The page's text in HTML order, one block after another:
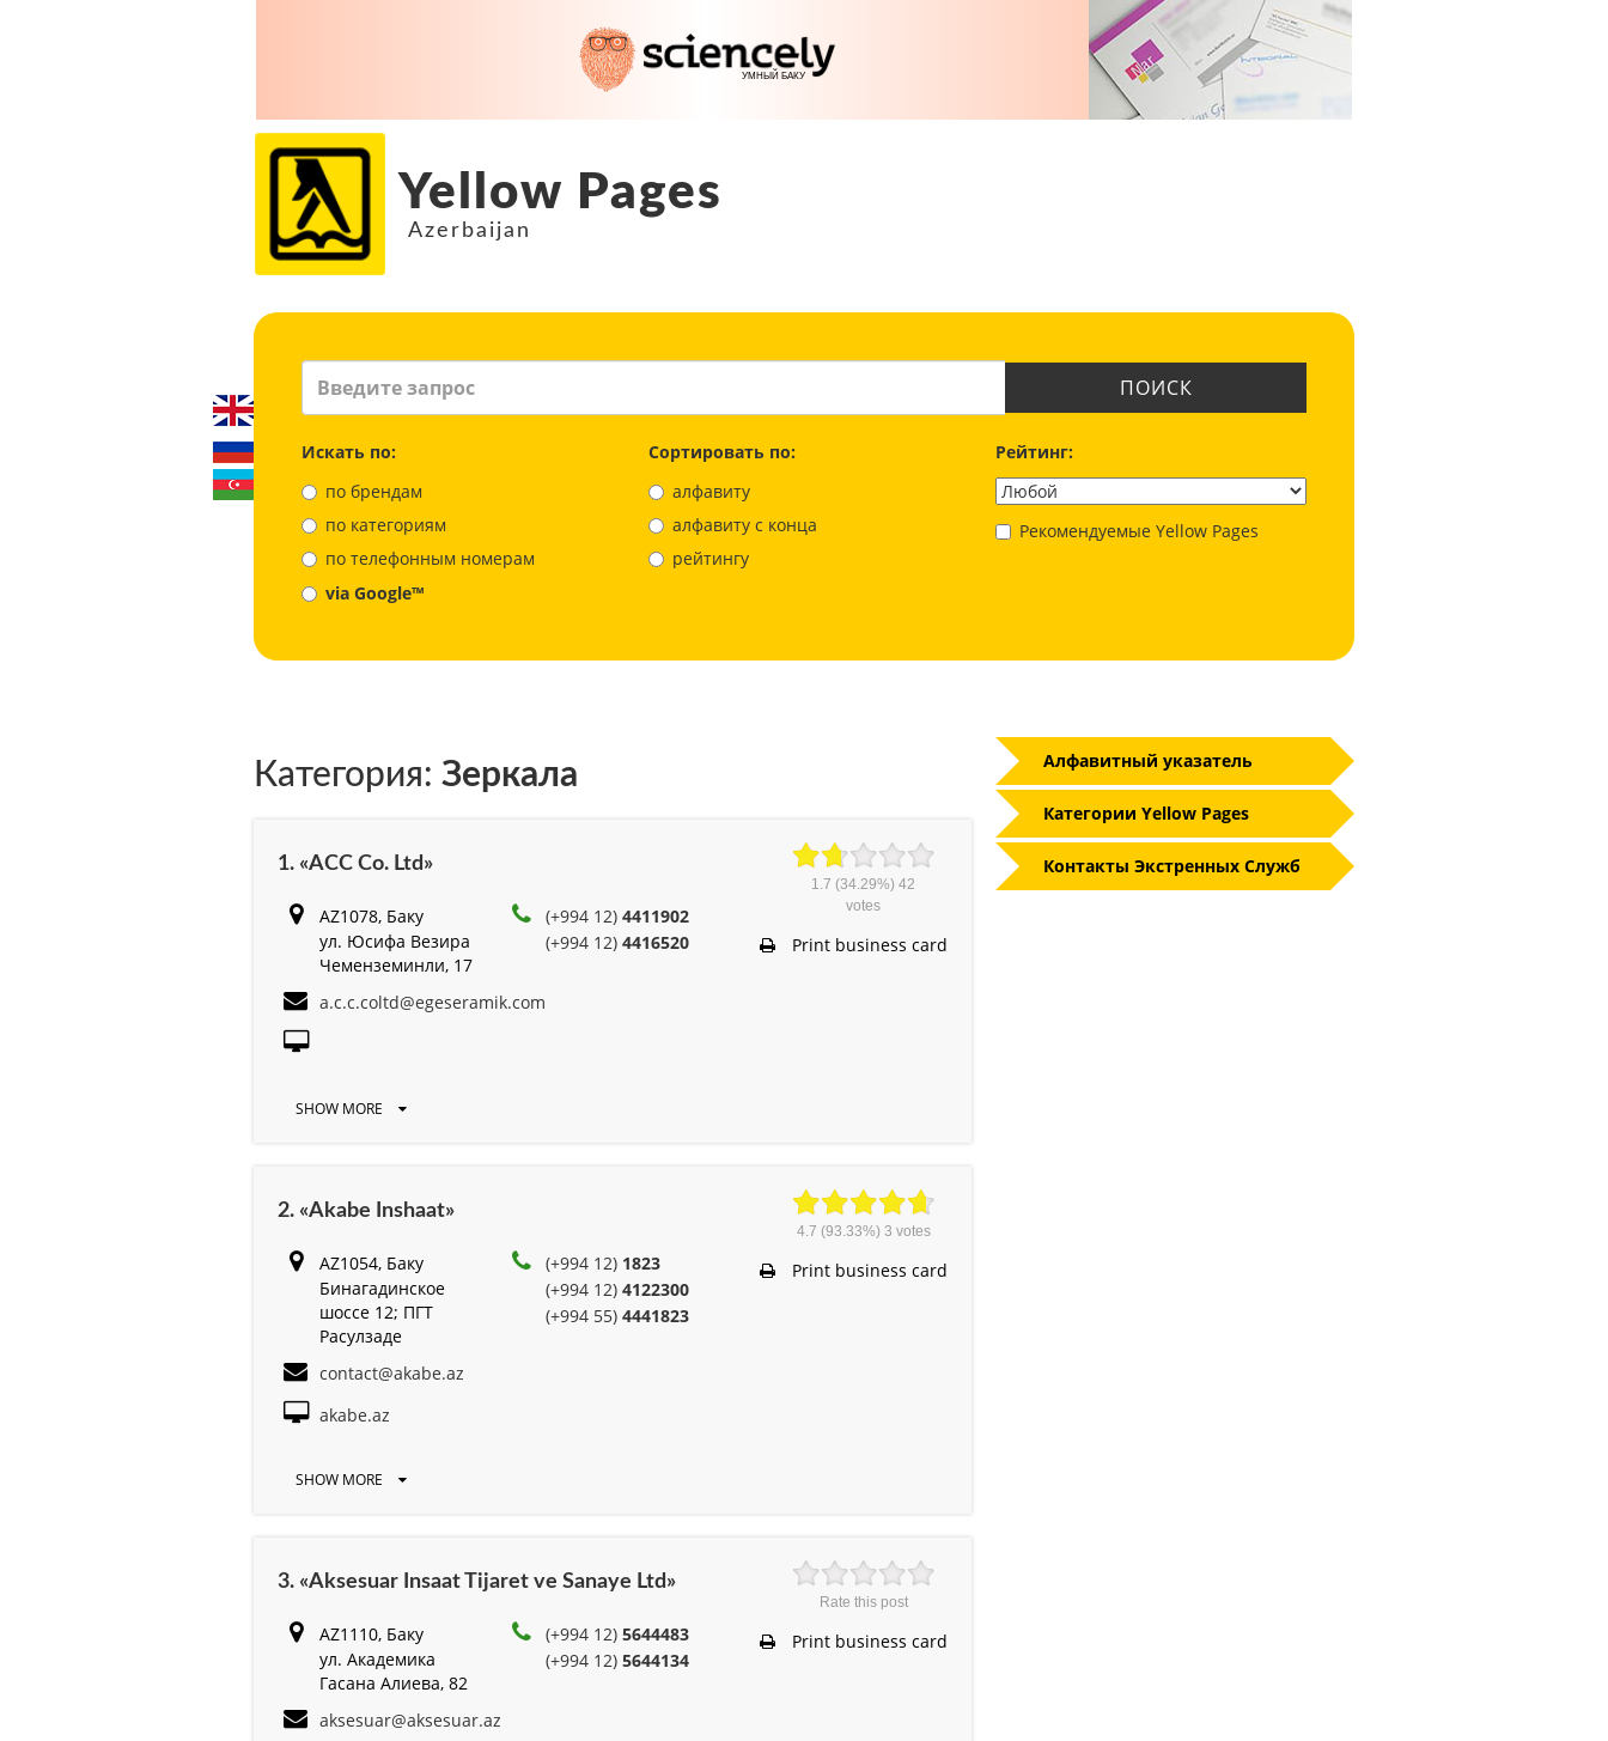
Yellow Pages
Azerbaijan
ПОИСК
Искать по:
по брендам
по категориям
по телефонным номерам
via Google™
Сортировать по:
алфавиту
aлфавиту с конца
рейтингу
Рейтинг:
Рекомендуемые Yellow Pages
Категория: Зеркала
1. «ACC Co. Ltd»
AZ1078, Баку
ул. Юсифа Везира
Чеменземинли, 17
(+994 12)4411902
(+994 12)4416520
a.c.c.coltd@egeseramik.com
SHOW MORE
1.7 (34.29%)42
votes
Print business card
2. «Akabe Inshaat»
AZ1054, Баку
Бинагадинское
шоссе 12; ПГТ
Расулзаде
(+994 12) 1823
(+994 12)4122300
(+994 55)4441823
contact@akabe.az
akabe.az
SHOW MORE
4.7 (93.33%) 3 votes
Print business card
3. «Aksesuar Insaat Tijaret ve Sanaye Ltd»
AZ1110, Баку
ул. Академика
Гасана Алиева, 82
(+994 12)5644483
(+994 12)5644134
aksesuar@aksesuar.az
Rate this post
Print business card
Алфавитный указатель
Категории Yellow Pages
Контакты Экстренных Служб